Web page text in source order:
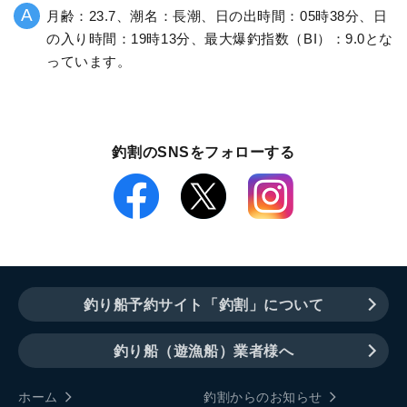
月齢：23.7、潮名：長潮、日の出時間：05時38分、日
の入り時間：19時13分、最大爆釣指数（BI）：9.0とな
っています。
釣割のSNSをフォローする
釣り船予約サイト「釣割」について
釣り船（遊漁船）業者様へ
ホーム 釣割からのお知らせ